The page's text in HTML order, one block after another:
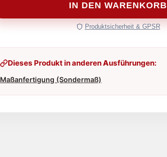
IN DEN WARENKORB
Produktsicherheit & GPSR
Dieses Produkt in anderen Ausführungen:
Maßanfertigung (Sondermaß)